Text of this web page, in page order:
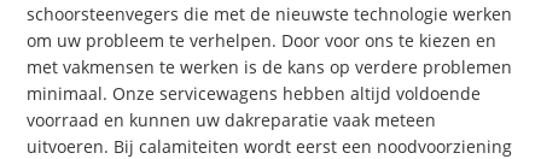
schoorsteenvegers die met de nieuwste technologie werken
om uw probleem te verhelpen. Door voor ons te kiezen en
met vakmensen te werken is de kans op verdere problemen
minimaal. Onze servicewagens hebben altijd voldoende
voorraad en kunnen uw dakreparatie vaak meteen
uitvoeren. Bij calamiteiten wordt eerst een noodvoorziening